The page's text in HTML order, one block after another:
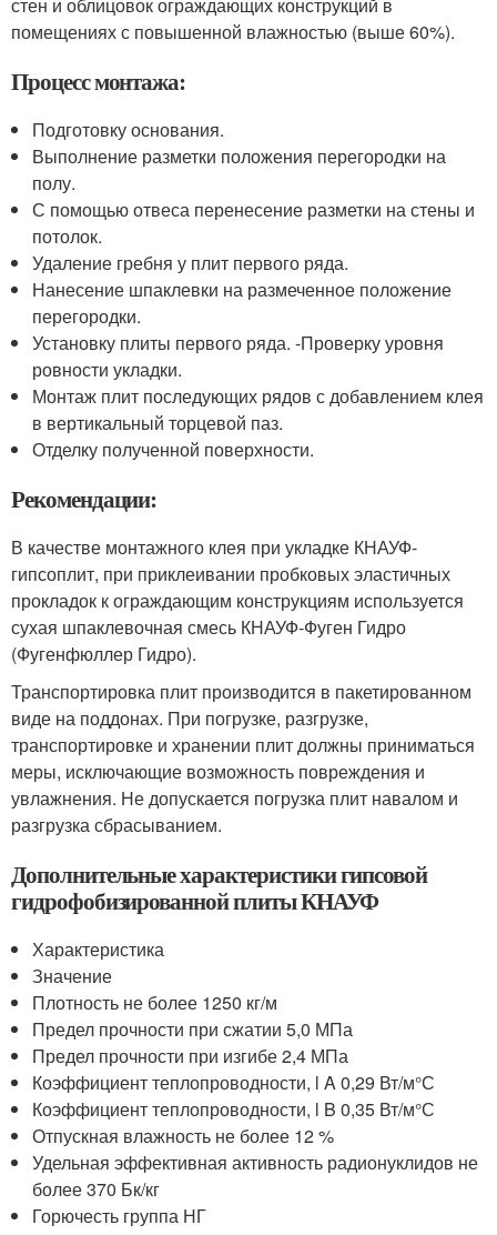
стен и облицовок ограждающих конструкций в
помещениях с повышенной влажностью (выше 60%).
Процесс монтажа:
Подготовку основания.
Выполнение разметки положения перегородки на
полу.
С помощью отвеса перенесение разметки на стены и
потолок.
Удаление гребня у плит первого ряда.
Нанесение шпаклевки на размеченное положение
перегородки.
Установку плиты первого ряда. -Проверку уровня
ровности укладки.
Монтаж плит последующих рядов с добавлением клея
в вертикальный торцевой паз.
Отделку полученной поверхности.
Рекомендации:
В качестве монтажного клея при укладке КНАУФ-
гипсоплит, при приклеивании пробковых эластичных
прокладок к ограждающим конструкциям используется
сухая шпаклевочная смесь КНАУФ-Фуген Гидро
(Фугенфюллер Гидро).
Транспортировка плит производится в пакетированном
виде на поддонах. При погрузке, разгрузке,
транспортировке и хранении плит должны приниматься
меры, исключающие возможность повреждения и
увлажнения. Не допускается погрузка плит навалом и
разгрузка сбрасыванием.
Дополнительные характеристики гипсовой
гидрофобизированной плиты КНАУФ
Характеристика
Значение
Плотность не более 1250 кг/м
Предел прочности при сжатии 5,0 МПа
Предел прочности при изгибе 2,4 МПа
Коэффициент теплопроводности, l A 0,29 Вт/м°С
Коэффициент теплопроводности, l B 0,35 Вт/м°С
Отпускная влажность не более 12 %
Удельная эффективная активность радионуклидов не
более 370 Бк/кг
Горючесть группа НГ